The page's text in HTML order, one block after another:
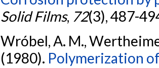
Solid Films, 72(3), 487-
Wróbel, A. M.,
(1980). Polymerization